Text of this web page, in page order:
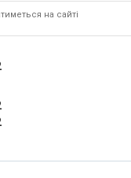
на сайті